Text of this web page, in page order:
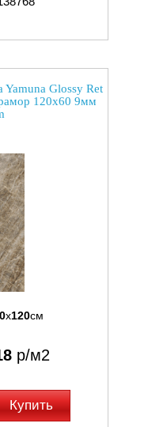
Glossy Ret
120x60 9мм
x120см
р/м2
Купить